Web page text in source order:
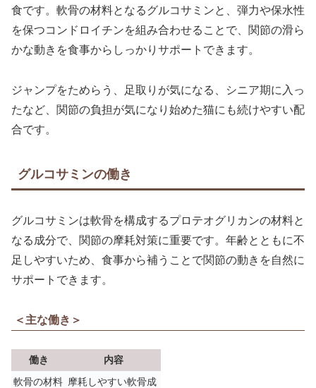
食です。軟骨の材料となるグルコサミンと、弾力や保水性
を保つコンドロイチンを組み合わせることで、関節の滑ら
かな動きを食事からしっかりサポートできます。
ジャンプをためらう、足取りが気になる、シニア期に入っ
たなど、関節の負担が気になり始めた猫にも続けやすい配
合です。
グルコサミンの働き
グルコサミンは軟骨を構成するプロテオグリカンの材料と
なる成分で、関節の摩耗対策に重要です。年齢とともに不
足しやすいため、食事から補うことで関節の動きを自然に
サポートできます。
＜主な働き＞
働き
内容
軟骨の材料 摩耗しやすい軟骨成